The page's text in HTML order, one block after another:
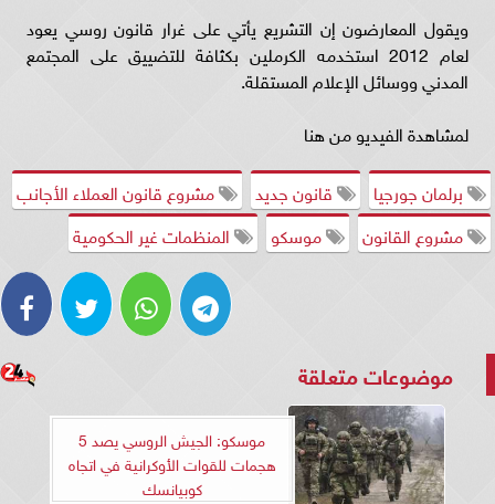
ويقول المعارضون إن التشريع يأتي على غرار قانون روسي يعود
لعام 2012 استخدمه الكرملين بكثافة للتضييق على المجتمع
المدني ووسائل الإعلام المستقلة.
لمشاهدة الفيديو من هنا
برلمان جورجيا
قانون جديد
مشروع قانون العملاء الأجانب
مشروع القانون
موسكو المنظمات غير الحكومية
موضوعات متعلقة
موسكو: الجيش الروسي يصد 5
هجمات للقوات الأوكرانية في اتجاه
كوبيانسك